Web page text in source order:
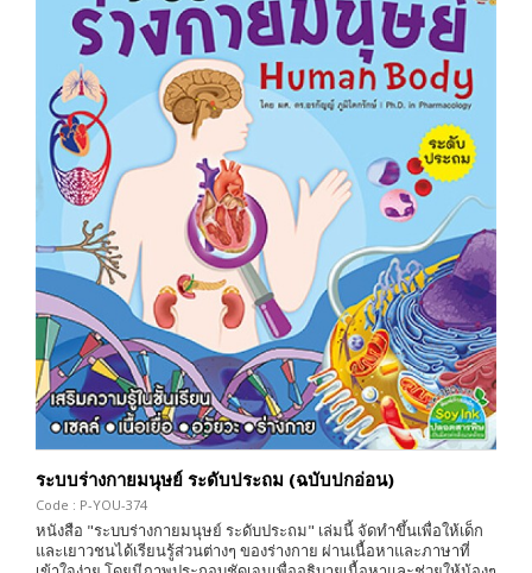
ระบบร่างกายมนุษย์ ระดับประถม (ฉบับปกอ่อน)
Code : P-YOU-374
หนังสือ "ระบบร่างกายมนุษย์ ระดับประถม" เล่มนี้ จัดทำขึ้นเพื่อให้เด็ก
และเยาวชนได้เรียนรู้ส่วนต่างๆ ของร่างกาย ผ่านเนื้อหาและภาษาที่